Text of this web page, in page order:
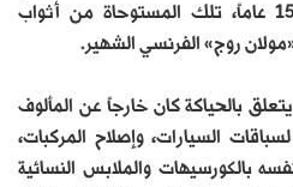
صناعة الملابس القديمة منذ 15 عاماً، تلك المستوحاة من أثواب
روج» الفرنسي الشهير.
بالحياكة كان خارجاً عن المألوف
السيارات، وإصلاح المركبات،
بالكورسيهات والملابس النسائية